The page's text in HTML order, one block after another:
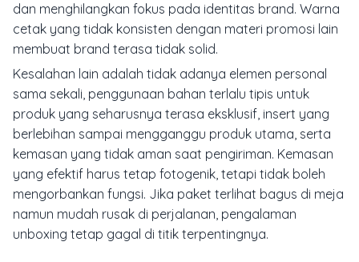
dan menghilangkan fokus pada identitas brand. Warna
cetak yang tidak konsisten dengan materi promosi lain
membuat brand terasa tidak solid.
Kesalahan lain adalah tidak adanya elemen personal
sama sekali, penggunaan bahan terlalu tipis untuk
produk yang seharusnya terasa eksklusif, insert yang
berlebihan sampai mengganggu produk utama, serta
kemasan yang tidak aman saat pengiriman. Kemasan
yang efektif harus tetap fotogenik, tetapi tidak boleh
mengorbankan fungsi. Jika paket terlihat bagus di meja
namun mudah rusak di perjalanan, pengalaman
unboxing tetap gagal di titik terpentingnya.